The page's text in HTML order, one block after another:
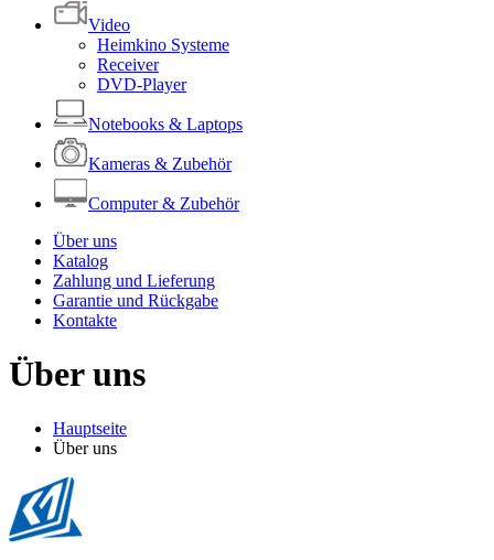
Video
Heimkino Systeme
Receiver
DVD-Player
Notebooks & Laptops
Kameras & Zubehör
Computer & Zubehör
Über uns
Katalog
Zahlung und Lieferung
Garantie und Rückgabe
Kontakte
Über uns
Hauptseite
Über uns